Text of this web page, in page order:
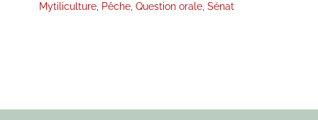
Mytiliculture Pêche Question orale Sénat